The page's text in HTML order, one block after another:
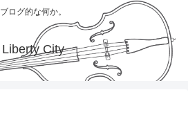
ブログ的な何か。
Liberty City